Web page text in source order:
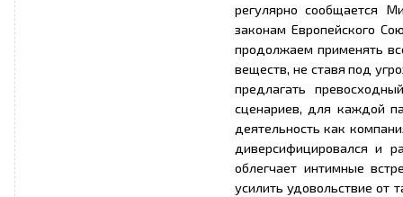
регулярно сообщается
законам Европейского
продолжаем применять
веществ, не ставя под
предлагать
сценариев, для каждой
деятельность как
диверсифицировался и
облегчает интимные
усилить удовольствие от